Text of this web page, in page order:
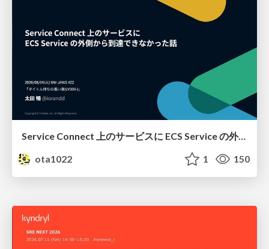
Service Connect 上のサービスに ECS Service の外側から到達できなかった話
ota1022
1 150